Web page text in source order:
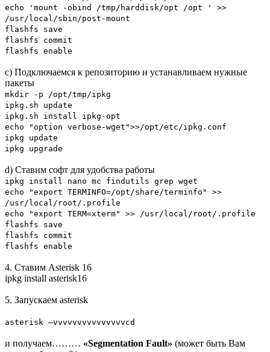
echo 'mount -obind /tmp/harddisk/opt /opt ' >>
/usr/local/sbin/post-mount
flashfs save
flashfs commit
flashfs enable
c) Подключаемся к репозиторию и устанавливаем нужные
пакеты
mkdir -p /opt/tmp/ipkg
ipkg.sh update
ipkg.sh install ipkg-opt
echo "option verbose-wget">>/opt/etc/ipkg.conf
ipkg update
ipkg upgrade
d) Ставим софт для удобства работы
ipkg install nano mc findutils grep wget
echo "export TERMINFO=/opt/share/terminfo" >>
/usr/local/root/.profile
echo "export TERM=xterm" >> /usr/local/root/.profile
flashfs save
flashfs commit
flashfs enable
4. Ставим Asterisk 16
ipkg install asterisk16
5. Запускаем asterisk
asterisk –vvvvvvvvvvvvvvvcd
и получаем……… «Segmentation Fault» (может быть Вам